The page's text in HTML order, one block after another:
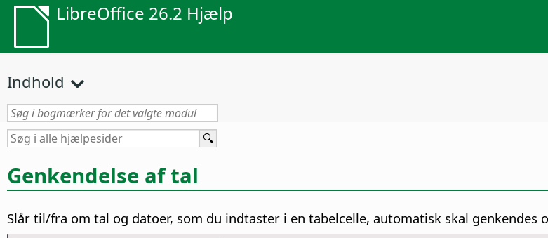
LibreOffice 26.2 Hjælp
Indhold
Genkendelse af tal
Slår til/fra om tal og datoer, som du indtaster i en tabelcelle, automatisk skal